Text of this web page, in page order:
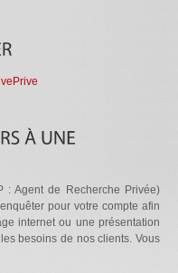
: Agent de Recherche Privée)
pour votre compte afin
internet ou une présentation
besoins de nos clients. Vous